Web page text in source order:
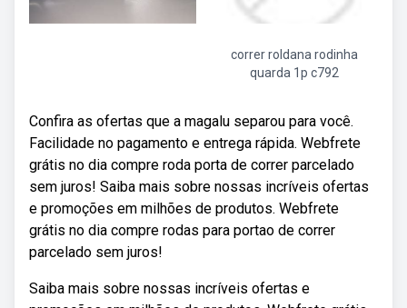
correr roldana rodinha
quarda 1p c792
Confira as ofertas que a magalu separou para você.
Facilidade no pagamento e entrega rápida. Webfrete
grátis no dia compre roda porta de correr parcelado
sem juros! Saiba mais sobre nossas incríveis ofertas
e promoções em milhões de produtos. Webfrete
grátis no dia compre rodas para portao de correr
parcelado sem juros!
Saiba mais sobre nossas incríveis ofertas e